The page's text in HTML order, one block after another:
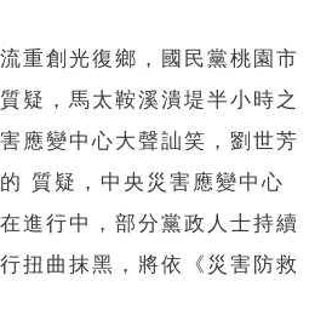
重創光復鄉，國民黨桃園市
疑，馬太鞍溪潰堤半小時之
應變中心大聲訕笑，劉世芳
質疑，中央災害應變中心
進行中，部分黨政人士持續
扭曲抹黑，將依《災害防救